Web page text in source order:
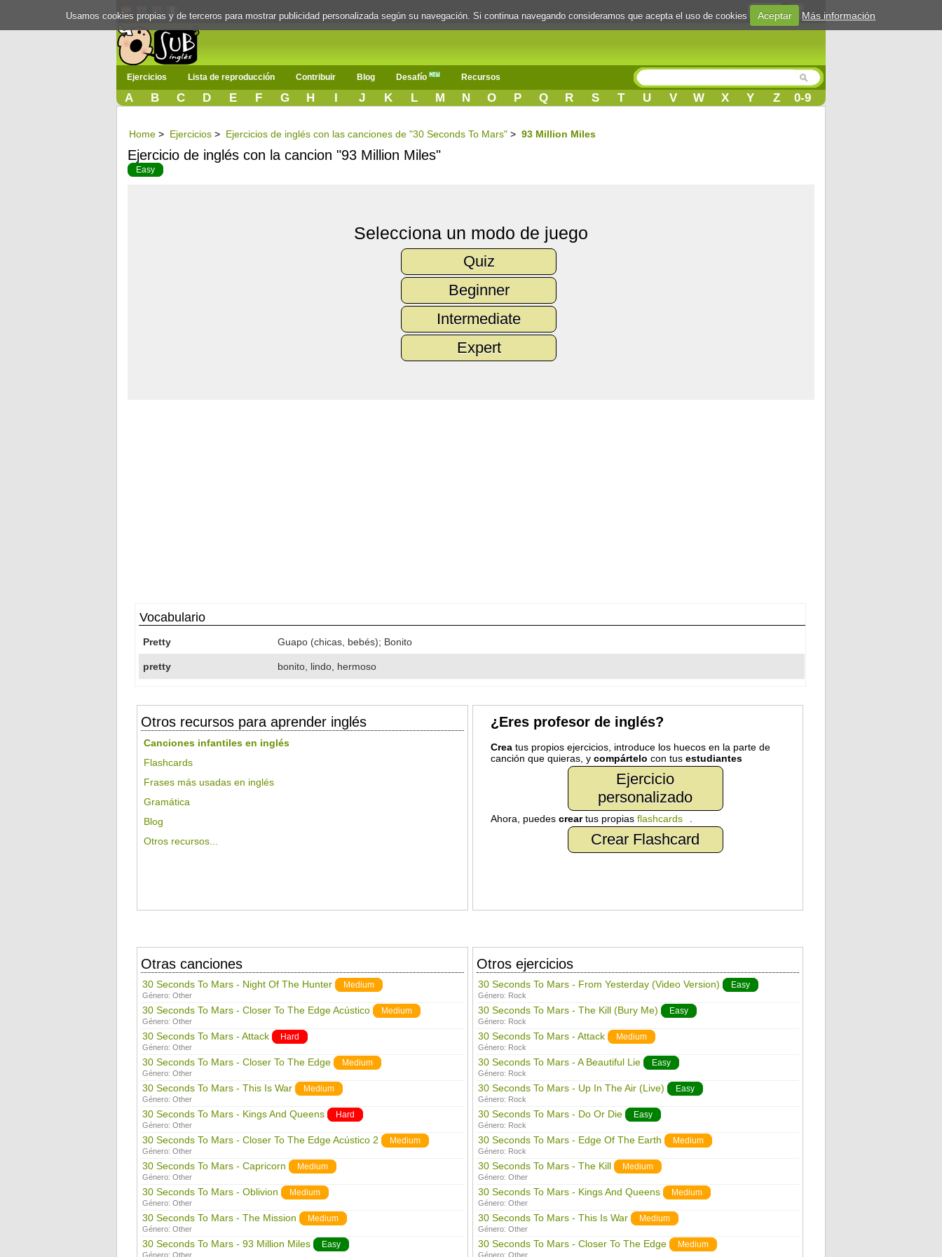
Login
Ejercicios Lista de reproducción Contribuir Blog Desafío Recursos
A B C D E F G H I J K L M N O P Q R S T U V W X Y Z 0-9
Home > Ejercicios > Ejercicios de inglés con las canciones de "30 Seconds To Mars" > 93 Million Miles
Ejercicio de inglés con la cancion "93 Million Miles"
Easy
Selecciona un modo de juego
Quiz
Beginner
Intermediate
Expert
Vocabulario
Pretty Guapo (chicas, bebés); Bonito
pretty bonito, lindo, hermoso
Otros recursos para aprender inglés
Canciones infantiles en inglés
Flashcards
Frases más usadas en inglés
Gramática
Blog
Otros recursos...
¿Eres profesor de inglés?
Creatus propios ejercicios, introduce los huecos en la parte de
canción que quieras, y compártelo con tus estudiantes
Ejercicio
personalizado
Ahora, puedes creartus propias flashcards
Crear Flashcard
Otras canciones
30 Seconds To Mars - Night Of The Hunter Medium
Género: Other
30 Seconds To Mars - Closer To The Edge Acústico Medium
Género: Other
30 Seconds To Mars - Attack Hard
Género: Other
30 Seconds To Mars - Closer To The Edge Medium
Género: Other
30 Seconds To Mars - This Is War Medium
Género: Other
30 Seconds To Mars - Kings And Queens Hard
Género: Other
30 Seconds To Mars - Closer To The Edge Acústico 2 Medium
Género: Other
30 Seconds To Mars - Capricorn Medium
Género: Other
30 Seconds To Mars - Oblivion Medium
Género: Other
30 Seconds To Mars - The Mission Medium
Género: Other
30 Seconds To Mars - 93 Million Miles Easy
Género: Other
Otros ejercicios
30 Seconds To Mars - From Yesterday (Video Version) Easy
Género: Rock
30 Seconds To Mars - The Kill (Bury Me) Easy
Género: Rock
30 Seconds To Mars - Attack Medium
Género: Rock
30 Seconds To Mars - A Beautiful Lie Easy
Género: Rock
30 Seconds To Mars - Up In The Air (Live) Easy
Género: Rock
30 Seconds To Mars - Do Or Die Easy
Género: Rock
30 Seconds To Mars - Edge Of The Earth Medium
Género: Rock
30 Seconds To Mars - The Kill Medium
Género: Other
30 Seconds To Mars - Kings And Queens Medium
Género: Other
30 Seconds To Mars - This Is War Medium
Género: Other
30 Seconds To Mars - Closer To The Edge Medium
Género: Other
Usamos cookies propias y de terceros para mostrar publicidad personalizada según su navegación. Si continua navegando consideramos que acepta el uso de cookies Aceptar Más información